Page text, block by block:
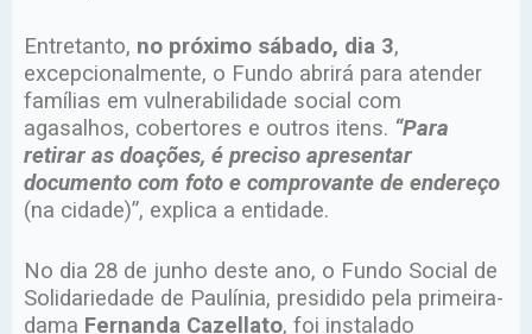
Entretanto, no próximo sábado, dia 3,
excepcionalmente, o Fundo abrirá para atender
famílias em vulnerabilidade social com
agasalhos, cobertores e outros itens. “Para
retirar as doações, é preciso apresentar
documento com foto e comprovante de endereço
(na cidade)”, explica a entidade.
No dia 28 de junho deste ano, o Fundo Social de
Solidariedade de Paulínia, presidido pela primeira-
dama Fernanda Cazellato, foi instalado